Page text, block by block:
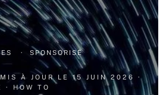
· SPONSORISÉ
MIS À JOUR LE15 JUIN 2026
·
· HOW TO